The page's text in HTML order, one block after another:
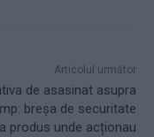
Articolul următor
de asasinat asupra
breșa de securitate
produs unde acționau